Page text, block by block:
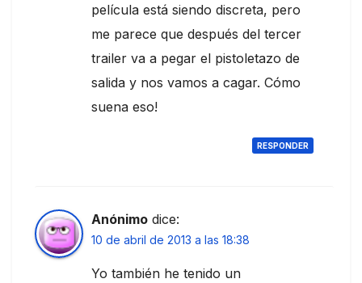
película está siendo discreta, pero
me parece que después del tercer
trailer va a pegar el pistoletazo de
salida y nos vamos a cagar. Cómo
suena eso!
RESPONDER
Anónimo dice:
10 de abril de 2013 a las 18:38
Yo también he tenido un